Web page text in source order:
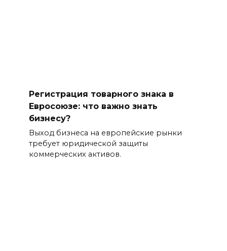
Регистрация товарного знака в
Евросоюзе: что важно знать
бизнесу?
Выход бизнеса на европейские рынки
требует юридической защиты
коммерческих активов.